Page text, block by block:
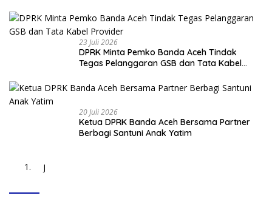
23 Juli 2026
DPRK Minta Pemko Banda Aceh Tindak
Tegas Pelanggaran GSB dan Tata Kabel
20 Juli 2026
Ketua DPRK Banda Aceh Bersama Partner
Berbagi Santuni Anak Yatim
j